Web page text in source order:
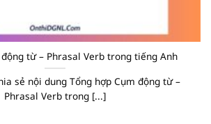
từ – Phrasal Verb trong tiếng Anh
sẻ nội dung Tổng hợp Cụm động từ –
Phrasal Verb trong [...]